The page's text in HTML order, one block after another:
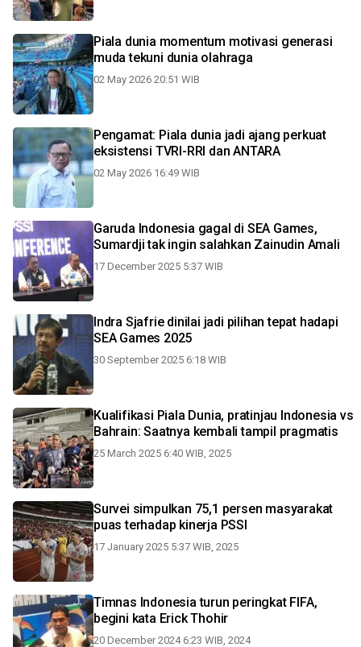
Piala dunia momentum motivasi generasi
muda tekuni dunia olahraga
02 May 2026 20:51 WIB
Pengamat: Piala dunia jadi ajang perkuat
eksistensi TVRI-RRI dan ANTARA
02 May 2026 16:49 WIB
Garuda Indonesia gagal di SEA Games,
Sumardji tak ingin salahkan Zainudin Amali
17 December 2025 5:37 WIB
Indra Sjafrie dinilai jadi pilihan tepat hadapi
SEA Games 2025
30 September 2025 6:18 WIB
Kualifikasi Piala Dunia, pratinjau Indonesia vs
Bahrain: Saatnya kembali tampil pragmatis
25 March 2025 6:40 WIB, 2025
Survei simpulkan 75,1 persen masyarakat
puas terhadap kinerja PSSI
17 January 2025 5:37 WIB, 2025
Timnas Indonesia turun peringkat FIFA,
begini kata Erick Thohir
20 December 2024 6:23 WIB, 2024